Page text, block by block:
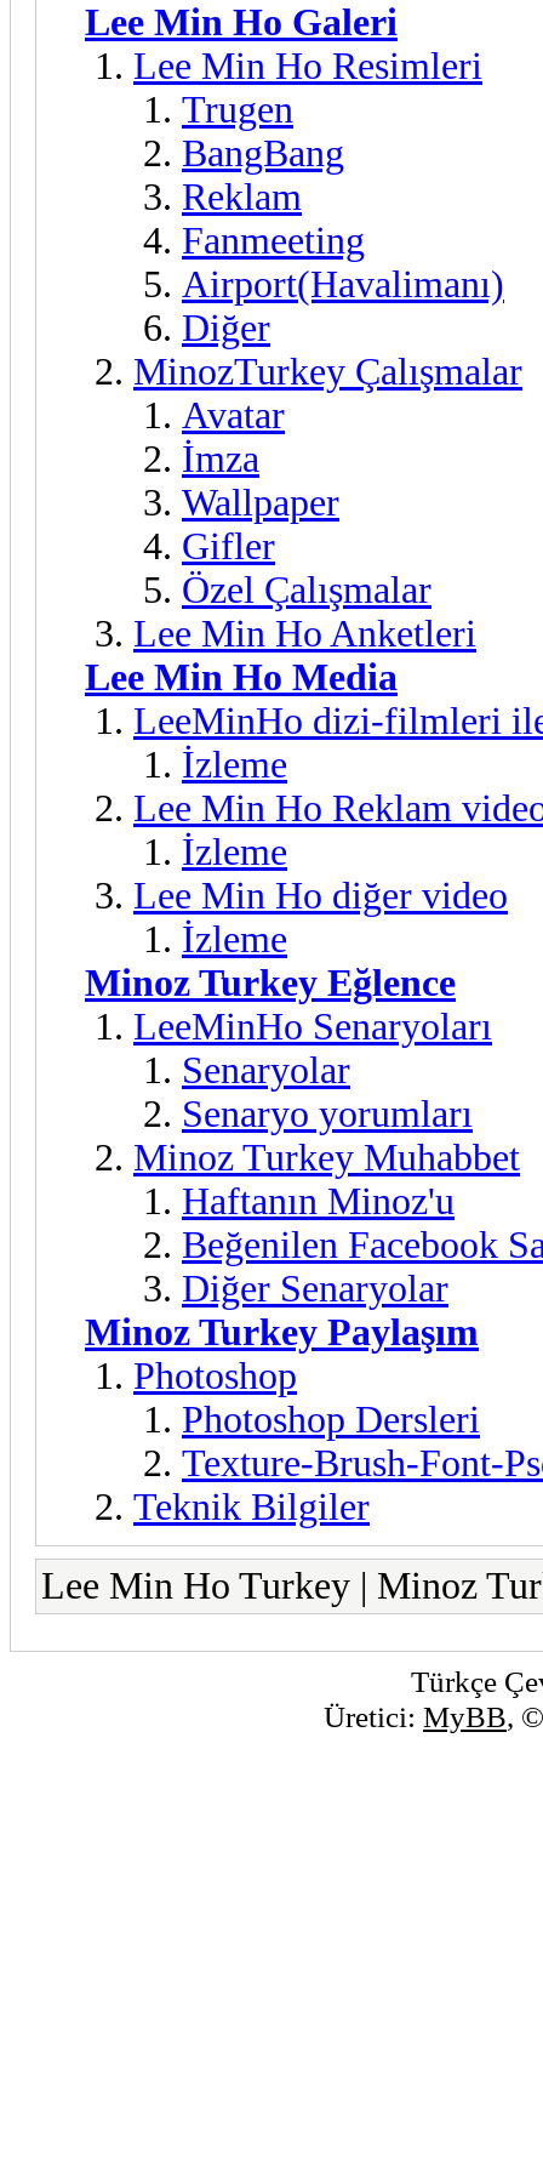
Lee Min Ho Galeri
Lee Min Ho Resimleri
Trugen
BangBang
Reklam
Fanmeeting
Airport(Havalimanı)
Diğer
MinozTurkey Çalışmalar
Avatar
İmza
Wallpaper
Gifler
Özel Çalışmalar
Lee Min Ho Anketleri
Lee Min Ho Media
LeeMinHo dizi-filmleri
İzleme
Lee Min Ho Reklam
İzleme
Lee Min Ho diğer video
İzleme
Minoz Turkey Eğlence
LeeMinHo Senaryoları
Senaryolar
Senaryo yorumları
Minoz Turkey Muhabbet
Haftanın Minoz'u
Beğenilen Facebook
Diğer Senaryolar
Minoz Turkey Paylaşım
Photoshop
Photoshop Dersleri
Texture-Brush-Font-
Teknik Bilgiler
Lee Min Ho Turkey | Minoz
Türkçe
Üretici: MyBB,